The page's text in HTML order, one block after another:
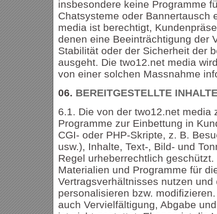
insbesondere keine Programme
Chatsysteme oder Bannertausch
media ist berechtigt,
denen eine Beeinträchtigung der
Stabilität oder der Sicherheit der
ausgeht. Die two12.net media
von einer solchen Massnahme
06. BEREITGESTELLTE
6.1. Die von der two12.net media
Programme zur Einbettung in
CGI- oder PHP-Skripte, z. B.
usw.), Inhalte, Text-, Bild- und
Regel urheberrechtlich
Materialien und Programme für
Vertragsverhältnisses nutzen
personalisieren bzw.
auch Vervielfältigung, Abgabe